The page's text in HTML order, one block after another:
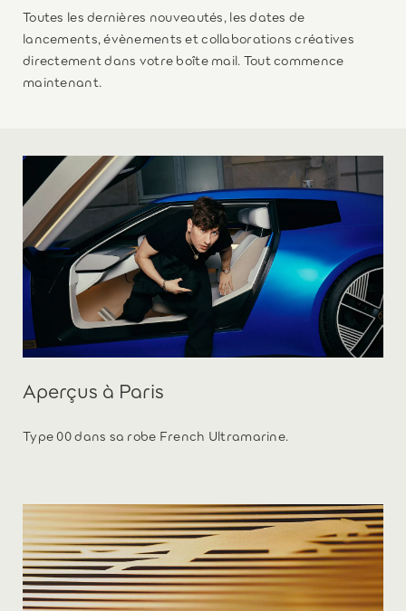
Toutes les dernières nouveautés, les dates de
lancements, évènements et collaborations créatives
directement dans votre boîte mail. Tout commence
maintenant.
Aperçus à Paris
Type 00 dans sa robe French Ultramarine.